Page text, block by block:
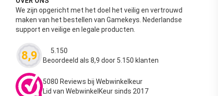
We zijn opgericht met het doel het veilig en vertrouwd
maken van het bestellen van Gamekeys. Nederlandse
support en veilige en legale producten.
8,9 Waardering
5.150
Beoordeeld als 8,9 door 5.150 klanten
5080 Reviews bij Webwinkelkeur
Lid van WebwinkelKeur sinds 2017